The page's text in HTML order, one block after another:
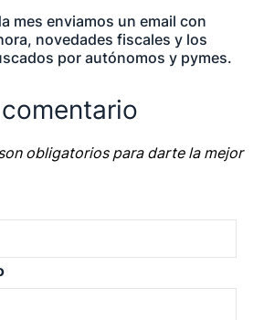
mes enviamos un email con
novedades fiscales y los
por autónomos y pymes.
obligatorios para darte la mejor